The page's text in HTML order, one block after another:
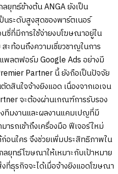
ยุทธ์ข้างต้น ANGA ยังเป็น
ระดับสูงสุดของพาร์ตเนอร์
ซี่ที่มีการใช้จ่ายงบโฆษณาอยู่ใน
ะท้อนถึงความเชี่ยวชาญในการ
ลตฟอร์ม Google Ads อย่างมี
Partner นี้ ยังถือเป็นปัจจัย
นใจจ้างยิงแอด เนื่องจากเอเจน
จะต้องผ่านเกณฑ์การรับรอง
ทีมงานและผลงานแคมเปญที่มี
รถเข้าถึงเครื่องมือ ฟีเจอร์ใหม่
อนใคร จึงช่วยเพิ่มประสิทธิภาพใน
ยุทธ์โฆษณาให้เหมาะกับเป้าหมาย
ธุรกิจจะได้เมื่อจ้างยิงแอดโฆษณา